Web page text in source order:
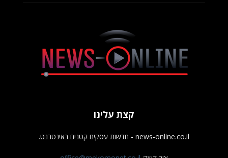
קצת עלינו
news-online.co.il - חדשות עסקים קטנים באינטרנט.